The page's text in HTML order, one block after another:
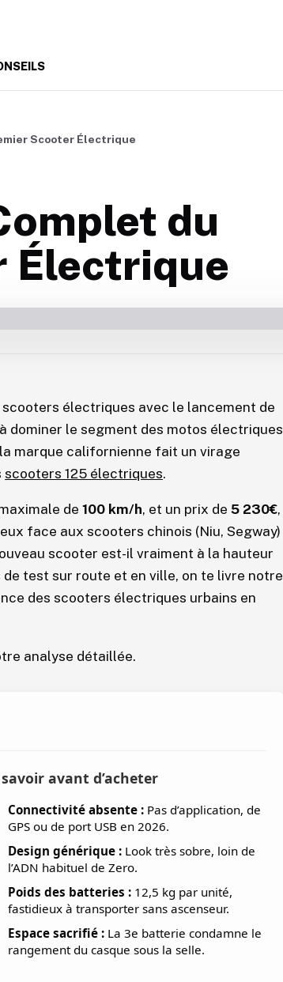
Scooter Électrique
du
Électrique
électriques avec le lancement de
dominer le segment des motos électriques
marque californienne fait un virage
scooters 125 électriques.
de 100 km/h, et un prix de 5 230€,
face aux scooters chinois (Niu, Segway)
scooter est-il vraiment à la hauteur
test sur route et en ville, on te livre notre
des scooters électriques urbains en
analyse détaillée.
avant d’acheter
Connectivité absente : Pas d’application, de
GPS ou de port USB en 2026.
Design générique : Look très sobre, loin de
l’ADN habituel de Zero.
Poids des batteries : 12,5 kg par unité,
fastidieux à transporter sans ascenseur.
Espace sacrifié : La 3e batterie condamne le
rangement du casque sous la selle.